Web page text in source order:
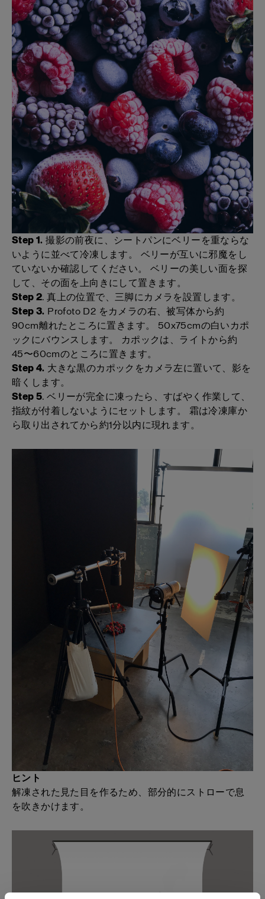
Step 1. 撮影の前夜に、シートパンにベリーを重ならな
いように並べて冷凍します。 ベリーが互いに邪魔をし
ていないか確認してください。 ベリーの美しい面を探
して、その面を上向きにして置きます。
Step 2. 真上の位置で、三脚にカメラを設置します。
Step 3. Profoto D2 をカメラの右、被写体から約
90cm離れたところに置きます。 50x75cmの白いカポ
ックにバウンスします。 カポックは、ライトから約
45〜60cmのところに置きます。
Step 4. 大きな黒のカポックをカメラ左に置いて、影を
暗くします。
Step 5. ベリーが完全に凍ったら、すばやく作業して、
指紋が付着しないようにセットします。 霜は冷凍庫か
ら取り出されてから約1分以内に現れます。
ヒント
解凍された見た目を作るため、部分的にストローで息
を吹きかけます。